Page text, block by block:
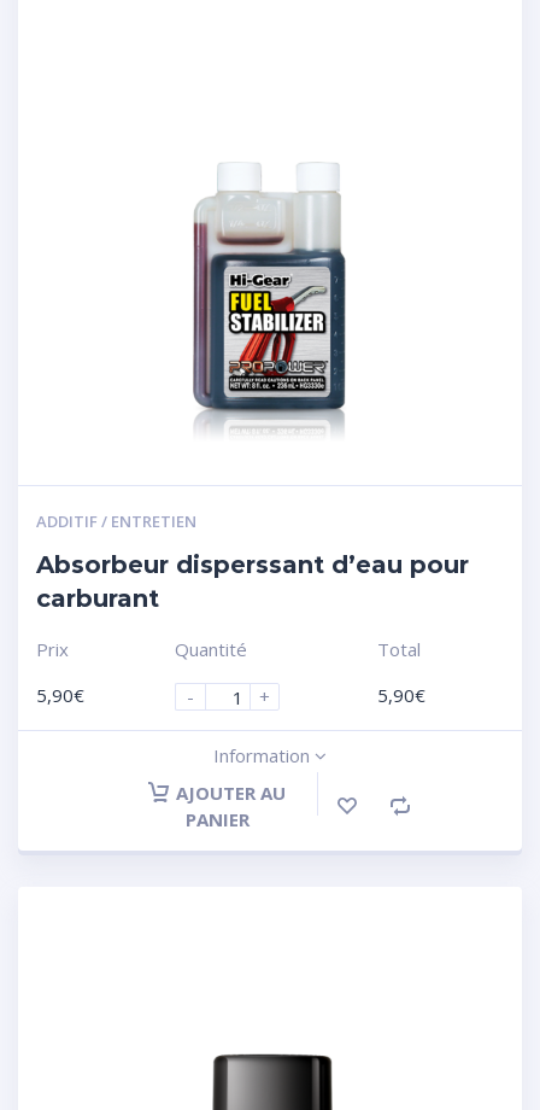
ADDITIF / ENTRETIEN
Absorbeur disperssant d’eau pour
carburant
Prix
5,90€
Quantité
-
+
Total
5,90€
Information
AJOUTER AU
PANIER